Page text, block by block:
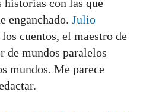
historias con las que
enganchado. Julio
cuentos, el maestro de
de mundos paralelos
mundos. Me parece